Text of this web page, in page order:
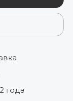
года